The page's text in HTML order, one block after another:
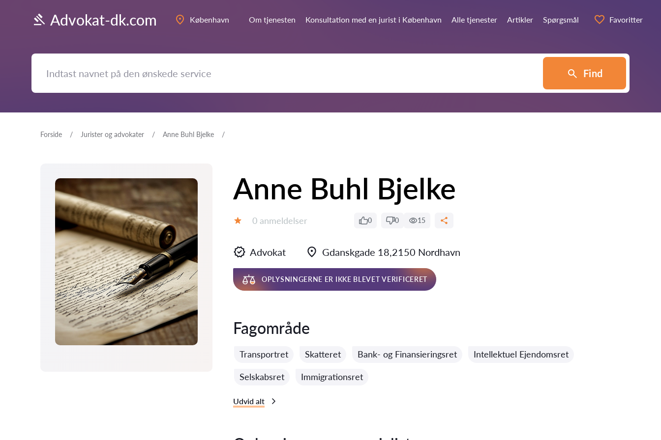
Advokat-dk.com København Om tjenesten Konsultation med en jurist i København Alle tjenester Artikler Spørgsmål Favoritter
Find
Forside Jurister og advokater Anne Buhl Bjelke
Anne Buhl Bjelke
Anmeldelser:
0 anmeldelser 0 0 15
Advokat Gdanskgade 18,2150 Nordhavn
OPLYSNINGERNE ER IKKE BLEVET VERIFICERET
Fagområde
Transportret Skatteret Bank- og Finansieringsret Intellektuel Ejendomsret
Selskabsret Immigrationsret
Udvid alt